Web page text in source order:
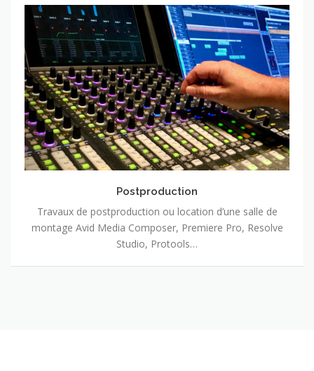
Postproduction
Travaux de postproduction ou location d’une salle de
montage Avid Media Composer, Premiere Pro, Resolve
Studio, Protools…